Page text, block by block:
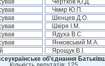
Чертков Ю.Д.
Чмир Ю.П.
Шенцев Д.О.
Шкіря І.М.
Ядуха В.С.
Янковський М.А.
Ярощук В.І.
об’єднання